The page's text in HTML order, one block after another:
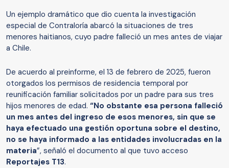
Un ejemplo dramático que dio cuenta la investigación
especial de Contraloría abarcó la situaciones de tres
menores haitianos, cuyo padre falleció un mes antes de viajar
a Chile.
De acuerdo al preinforme, el 13 de febrero de 2025, fueron
otorgados los permisos de residencia temporal por
reunificación familiar solicitados por un padre para sus tres
hijos menores de edad. “No obstante esa persona falleció
un mes antes del ingreso de esos menores, sin que se
haya efectuado una gestión oportuna sobre el destino,
no se haya informado a las entidades involucradas en la
materia”, señaló el documento al que tuvo acceso
Reportajes T13.